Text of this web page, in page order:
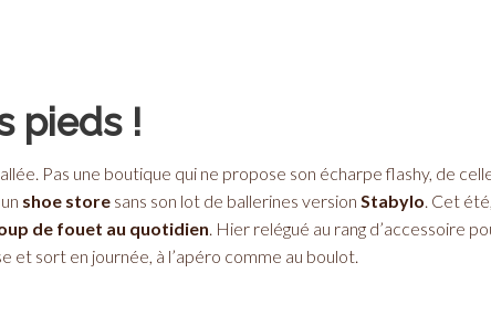
pieds !
Pas une boutique qui ne propose son écharpe flashy, de
shoe store sans son lot de ballerines version Stabylo . Cet
de fouet au quotidien . Hier relégué au rang d’accessoire
et sort en journée, à l’apéro comme au boulot.